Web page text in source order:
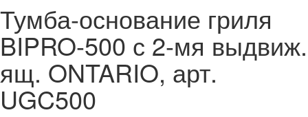
Тумба-основание гриля
BIPRO-500 с 2-мя выдвиж.
ящ. ONTARIO, арт.
UGC500